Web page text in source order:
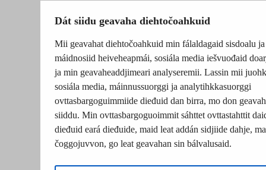
Dát siidu geavaha diehtočoahkuid
Mii geavahat diehtočoahkuid min fálaldagaid sisdoalu ja
máidnosiid heiveheapmái, sosiála media iešvuođaid
ja min geavaheaddjimeari analyseremii. Lassin mii
sosiála media, máinnussuorggi ja analytihkkasuorggi
ovttasbargoguimmiide dieđuid dan birra, mo don
siiddu. Min ovttasbargoguoimmit sáhttet ovttastahttit
dieđuid eará dieđuide, maid leat addán sidjiide dahje,
čoggojuvvon, go leat geavahan sin bálvalusaid.